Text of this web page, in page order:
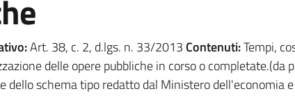
Art. 38, c. 2, d.lgs. n. 33/2013 Contenuti:Tempi,
delle opere pubbliche in corso o completate.(da
dello schema tipo redatto dal Ministero dell'economia